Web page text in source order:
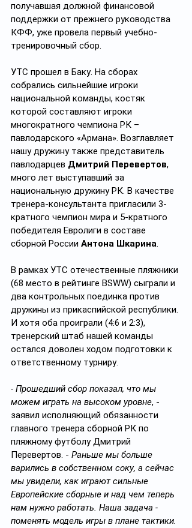
получавшая должной финансовой
поддержки от прежнего руководства
КФФ, уже провела первый учебно-
тренировочный сбор.
УТС прошел в Баку. На сборах
собрались сильнейшие игроки
национальной команды, костяк
которой составляют игроки
многократного чемпиона РК –
павлодарского «Армана». Возглавляет
нашу дружину также представитель
павлодарцев Дмитрий Перевертов,
много лет выступавший за
национальную дружину РК. В качестве
тренера-консультанта пригласили 3-
кратного чемпион мира и 5-кратного
победителя Евролиги в составе
сборной России Антона Шкарина.
В рамках УТС отечественные пляжники
(68 место в рейтинге BSWW) сыграли и
два контрольных поединка против
дружины из прикаспийской республики.
И хотя оба проиграли (4:6 и 2:3),
тренерский штаб нашей команды
остался доволен ходом подготовки к
ответственному турниру.
- Прошедший сбор показал, что мы
можем играть на высоком уровне, -
заявил исполняющий обязанности
главного тренера сборной РК по
пляжному футболу Дмитрий
Перевертов. - Раньше мы больше
варились в собственном соку, а сейчас
мы увидели, как играют сильные
Европейские сборные и над чем теперь
нам нужно работать. Наша задача -
поменять модель игры в плане тактики.